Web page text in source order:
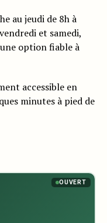
au jeudi de 8h à
et samedi,
option fiable à
accessible en
minutes à pied de
OUVERT